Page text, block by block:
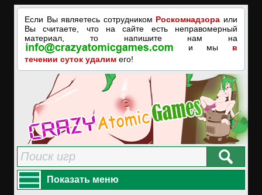
Если Вы являетесь сотрудником Роскомнадзора или
Вы считаете, что на сайте есть неправомерный
материал, то напишите нам на
и мы в
течении суток удалим его!
Показать меню